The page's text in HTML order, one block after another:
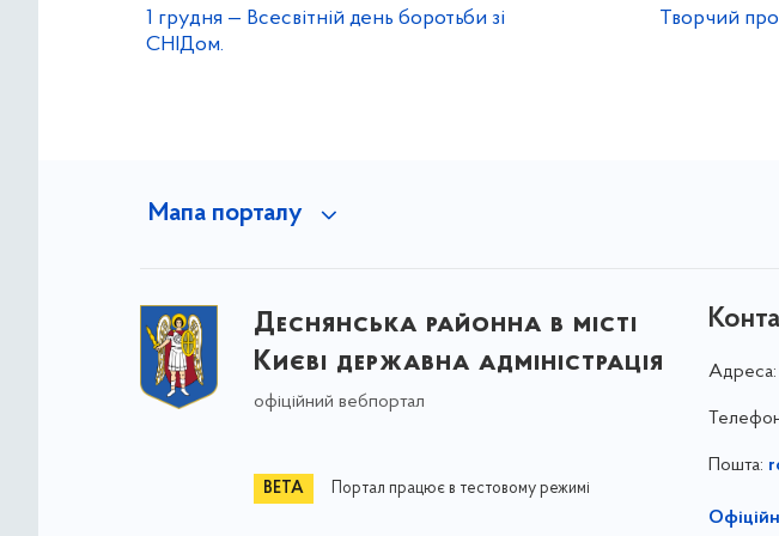
1 грудня — Всесвітній день боротьби зі
СНІДом.
Творчий
Мапа порталу
Деснянська районна в місті
Києві державна адміністрація
офіційний вебпортал
Портал працює в тестовому режимі
Адреса:
Пошта: